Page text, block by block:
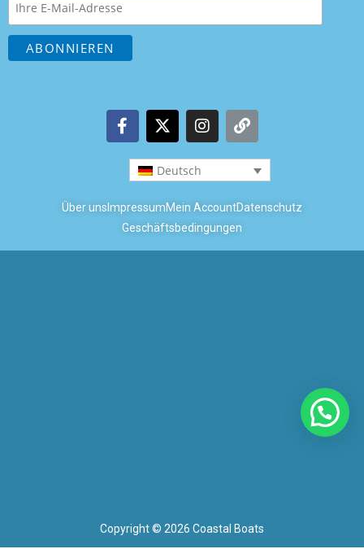
Deutsch
Über uns ImpressumMein AccountDatenschutz
Geschäftsbedingungen
Copyright © 2026 Coastal Boats